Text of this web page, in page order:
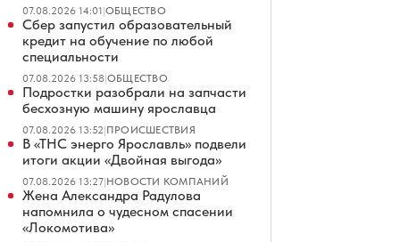
07.08.2026 14:01|ОБЩЕСТВО
Сбер запустил образовательный
кредит на обучение по любой
специальности
07.08.2026 13:58|ОБЩЕСТВО
Подростки разобрали на запчасти
бесхозную машину ярославца
07.08.2026 13:52|ПРОИСШЕСТВИЯ
В «ТНС энерго Ярославль» подвели
итоги акции «Двойная выгода»
07.08.2026 13:27|НОВОСТИ КОМПАНИЙ
Жена Александра Радулова
напомнила о чудесном спасении
«Локомотива»